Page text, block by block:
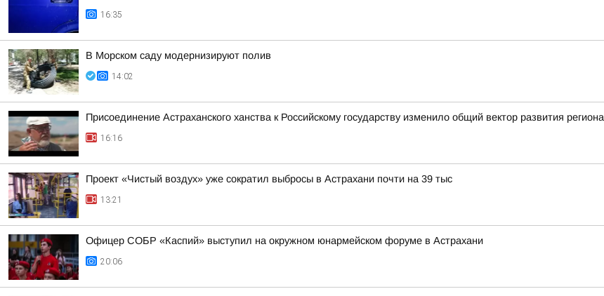
16:35
В Морском саду модернизируют полив
14:02
Присоединение Астраханского ханства к Российскому государству изменило общий вектор развития региона
16:16
Проект «Чистый воздух» уже сократил выбросы в Астрахани почти на 39 тыс
13:21
Офицер СОБР «Каспий» выступил на окружном юнармейском форуме в Астрахани
20:06